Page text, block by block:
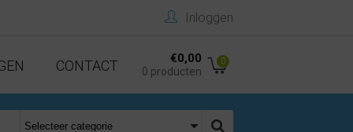
Inloggen
0
€0,00
0 producten
CONTACT